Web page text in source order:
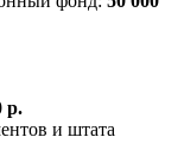
р.
и штата